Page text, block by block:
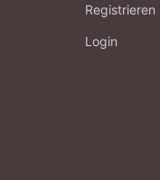
Registrieren
Login